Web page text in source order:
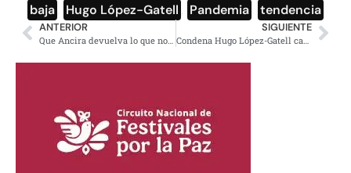
baja Hugo López-Gatell Pandemia tendencia
ANTERIOR SIGUIENTE
Condena Hugo López-Gatell campaña de infodemia contra Salud Pública